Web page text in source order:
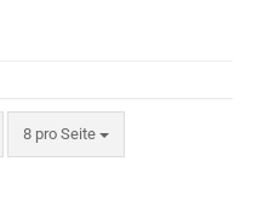
8 pro Seite